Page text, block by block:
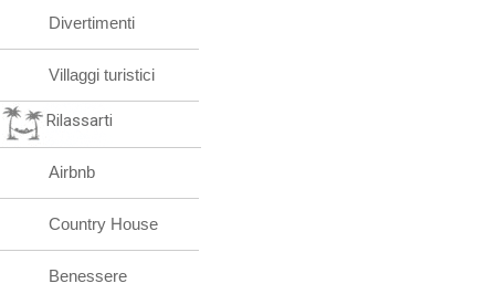
Divertimenti
Villaggi turistici
Rilassarti
Airbnb
Country House
Benessere